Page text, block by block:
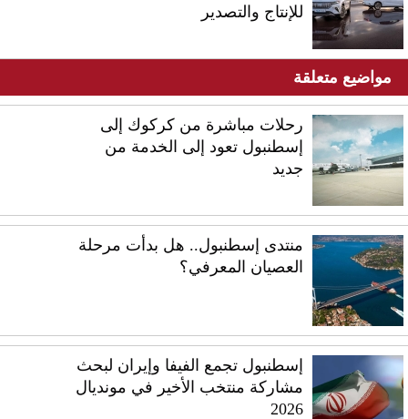
للإنتاج والتصدير
مواضيع متعلقة
رحلات مباشرة من كركوك إلى
إسطنبول تعود إلى الخدمة من
جديد
منتدى إسطنبول.. هل بدأت مرحلة
العصيان المعرفي؟
إسطنبول تجمع الفيفا وإيران لبحث
مشاركة منتخب الأخير في مونديال
2026